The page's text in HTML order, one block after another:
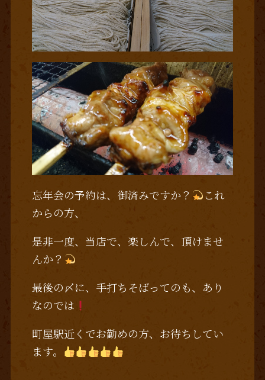
忘年会の予約は、御済みですか？
これ
からの方、
是非一度、当店で、楽しんで、頂けませ
んか？
最後の〆に、手打ちそばってのも、あり
なのでは
町屋駅近くでお勤めの方、お待ちしてい
ます。